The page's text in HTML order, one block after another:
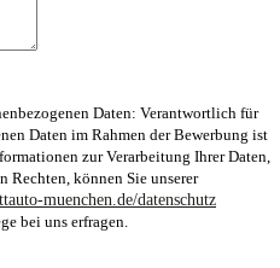
Daten: Verantwortlich für
Daten im Rahmen der Bewerbung ist
zur Verarbeitung Ihrer Daten,
Rechten, können Sie unserer
muenchen.de/datenschutz
bei uns erfragen.